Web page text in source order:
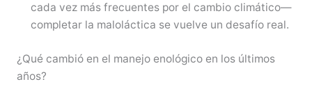
cada vez más frecuentes por el cambio climático—
completar la maloláctica se vuelve un desafío real.
¿Qué cambió en el manejo enológico en los últimos
años?